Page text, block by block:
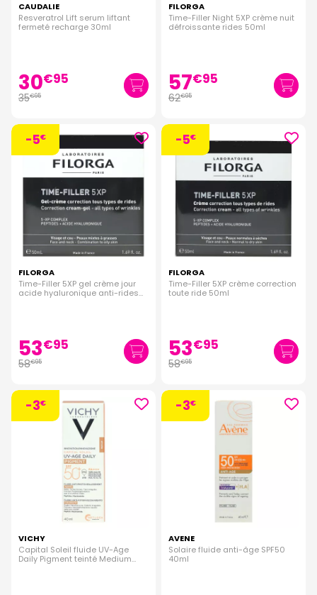
CAUDALIE
Resveratrol Lift serum liftant
fermeté recharge 30ml
30€95
35€95
FILORGA
Time-Filler Night 5XP crème nuit
défroissante rides 50ml
57€95
62€95
-5€
FILORGA
Time-Filler 5XP gel crème jour
acide hyaluronique anti-rides
53€95
58€95
-5€
FILORGA
Time-Filler 5XP crème correction
toute ride 50ml
53€95
58€95
-3€
VICHY
Capital Soleil fluide UV-Age
Daily Pigment teinté Medium
-3€
AVENE
Solaire fluide anti-âge SPF50
40ml